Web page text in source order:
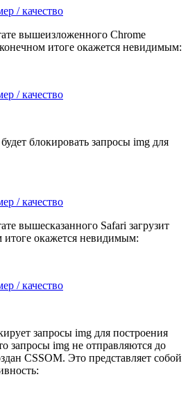
/ качество
вышеизложенного Chrome
итоге окажется невидимым:
/ качество
блокировать запросы img для
/ качество
вышесказанного Safari загрузит
окажется невидимым:
/ качество
запросы img для построения
запросы img не отправляются до
CSSOM. Это представляет собой